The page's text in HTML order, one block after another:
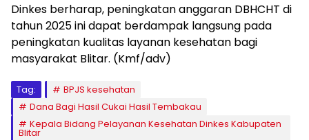
Dinkes berharap, peningkatan anggaran DBHCHT di
tahun 2025 ini dapat berdampak langsung pada
peningkatan kualitas layanan kesehatan bagi
masyarakat Blitar. (Kmf/adv)
Tag:
BPJS kesehatan
Dana Bagi Hasil Cukai Hasil Tembakau
Kepala Bidang Pelayanan Kesehatan Dinkes Kabupaten
Blitar